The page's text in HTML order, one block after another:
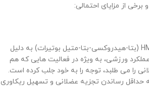
از مزایای احتمالی:
افزایش عملکرد ورزشی: HMB (بتا-هیدروکسی-بتا-متیل بوتیرات) به دلیل
عملکرد ورزشی، به ویژه در فعالیت هایی که هم
را می طلبد، توجه را به خود جلب کرده است.
حداقل رساندن تجزیه عضلانی و تسهیل ریکاوری